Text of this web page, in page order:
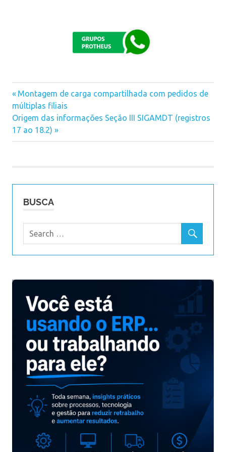
Navegação
de
Post
Previous
Post:
Montagem de carga compartilhada com pedidos de
múltiplas filiais
Next
Post:
Origem das informações Seção III SIGAMDT (registros
17 ao 18.2)
BUSCA